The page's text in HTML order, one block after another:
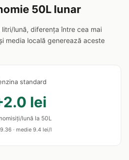
50L lunar
lună, diferența între cea mai
media locală generează aceste
standard
lei
lună la 50L
· medie 9.4 lei/l